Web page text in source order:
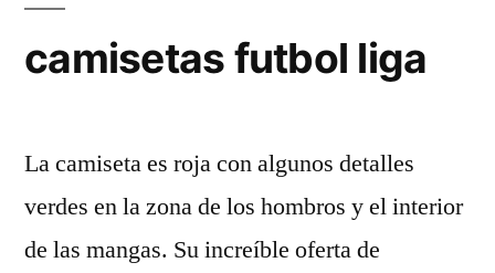
camisetas futbol liga
La camiseta es roja con algunos detalles
verdes en la zona de los hombros y el interior
de las mangas. Su increíble oferta de